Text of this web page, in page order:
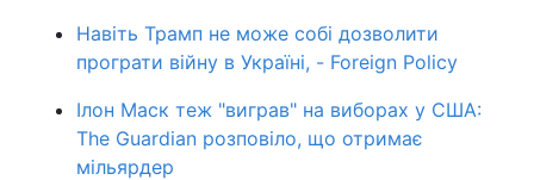
Навіть Трамп не може собі дозволити
програти війну в Україні, - Foreign Policy
Ілон Маск теж "виграв" на виборах у США:
The Guardian розповіло, що отримає
мільярдер